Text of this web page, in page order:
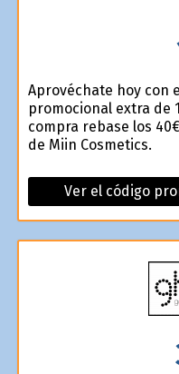
Aprovéchate hoy con
promocional extra de
compra rebase los
de Miin Cosmetics.
Ver el código